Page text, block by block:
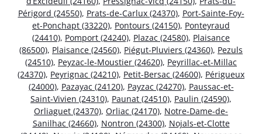
Périgord (24550), Prats-de-Carlux (24370), Port-Sainte-Foy-
et-Ponchapt (33220), Pontours (24150), Ponteyraud
(24410), Pomport (24240), Plazac (24580), Plaisance
(86500), Plaisance (24560), Piégut-Pluviers (24360), Pezuls
(24510), Peyzac-le-Moustier (24620), Peyrillac-et-Millac
(24370), Peyrignac (24210), Petit-Bersac (24600), Périgueux
(24000), Pazayac (24120), Payzac (24270), Paussac-et-
Saint-Vivien (24310), Paunat (24510), Paulin (24590),
Orliaguet (24370), Orliac (24170), Notre-Dame-de-
Sanilhac (24660), Nontron (24300), Nojals-et-Clotte